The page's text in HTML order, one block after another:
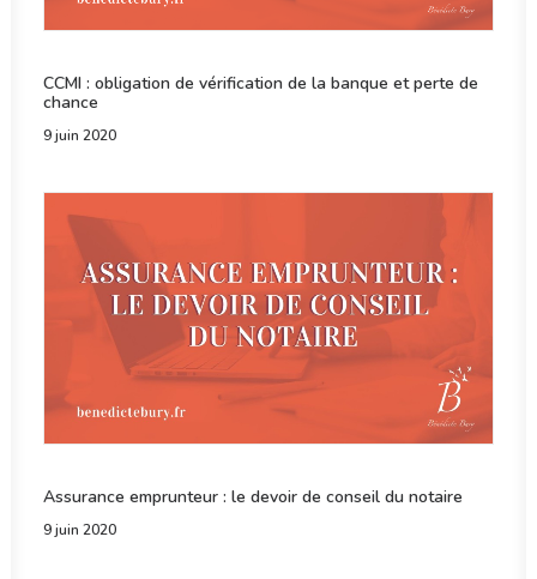
CCMI : obligation de vérification de la banque et perte de
chance
9 juin 2020
Assurance emprunteur : le devoir de conseil du notaire
9 juin 2020